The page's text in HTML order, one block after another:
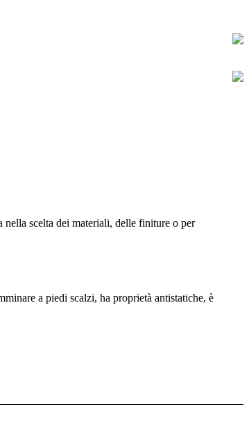
nella scelta dei materiali, delle finiture o per
a piedi scalzi, ha proprietà antistatiche, è